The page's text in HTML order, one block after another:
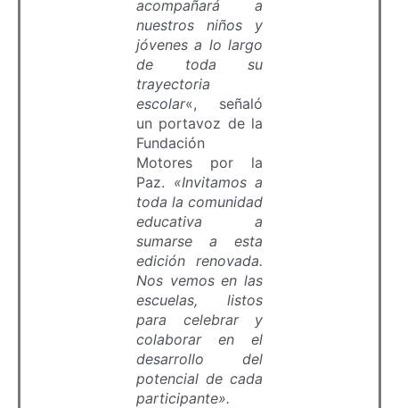
acompañará a
nuestros niños y
jóvenes a lo largo
de toda su
trayectoria
escolar«, señaló
un portavoz de la
Fundación
Motores por la
Paz. «Invitamos a
toda la comunidad
educativa a
sumarse a esta
edición renovada.
Nos vemos en las
escuelas, listos
para celebrar y
colaborar en el
desarrollo del
potencial de cada
participante».